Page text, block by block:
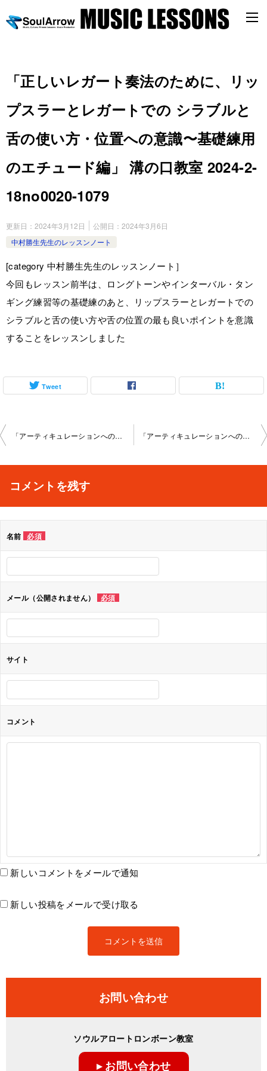
「正しいレガート奏法のために、リッ
プスラーとレガートでの シラブルと
舌の使い方・位置への意識〜基礎練用
のエチュード編」 溝の口教室 2024-2-
18no0020-1079
更新日： 2024年3月12日 公開日： 2024年3月6日
中村勝生先生のレッスンノート
[category 中村勝生先生のレッスンノート］
今回もレッスン前半は、ロングトーンやインターバル・タン
ギング練習等の基礎練のあと、リップスラーとレガートでの
シラブルと舌の使い方や舌の位置の最も良いポイントを意識
することをレッスンしました
Tweet
投
ビ
シ
ョ
ン
「アーティキュレーションへの意識とタンギングでの舌の使い 方とシラブル〜エチュード編」溝の口教室 2023-12-16no0020-1079 「アーティキュレーションへの意識とタンギングでの舌の使い 方とシラブル〜エチュード編」溝の口教室 2024-2-18no0020-1079
コメントを残す
名前 必須
メール（公開されません） 必須
サイト
コメント
新しいコメントをメールで通知
新しい投稿をメールで受け取る
お問い合わせ
ソウルアロートロンボーン教室
▸ お問い合わせ